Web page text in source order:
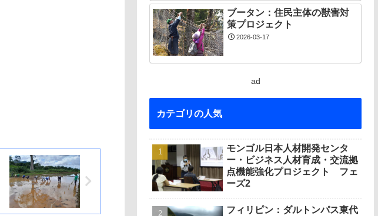
ブータン：住民主体の獣害対
策プロジェクト
2026-03-17
ad
カテゴリの人気
モンゴル日本人材開発センタ
ー・ビジネス人材育成・交流拠
点機能強化プロジェクト フェ
ーズ2
フィリピン：ダルトンパス東代